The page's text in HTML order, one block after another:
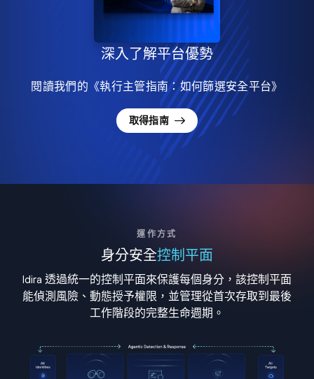
深入了解平台優勢
閱讀我們的《執行主管指南：如何篩選安全平台》
取得指南
運作方式
身分安全控制平面
Idira 透過統一的控制平面來保護每個身分，該控制平面
能偵測風險、動態授予權限，並管理從首次存取到最後
工作階段的完整生命週期。